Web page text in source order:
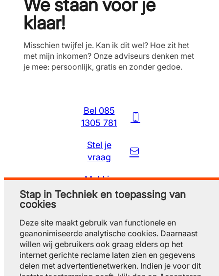
We staan voor je
klaar!
Misschien twijfel je. Kan ik dit wel? Hoe zit het
met mijn inkomen? Onze adviseurs denken met
je mee: persoonlijk, gratis en zonder gedoe.
Bel 085
1305 781
Stel je
vraag
Meld je
gratis aan
Stap in Techniek en toepassing van
cookies
Deze site maakt gebruik van functionele en
geanonimiseerde analytische cookies. Daarnaast
willen wij gebruikers ook graag elders op het
internet gerichte reclame laten zien en gegevens
delen met advertentienetwerken. Indien je voor dit